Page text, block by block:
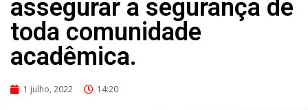
assegurar a segurança de
toda comunidade
acadêmica.
1 julho, 2022 14:20